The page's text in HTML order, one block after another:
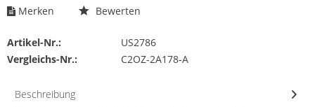
Merken Bewerten
Artikel-Nr.:
US2786
Vergleichs-Nr.:
C2OZ-2A178-A
Beschreibung